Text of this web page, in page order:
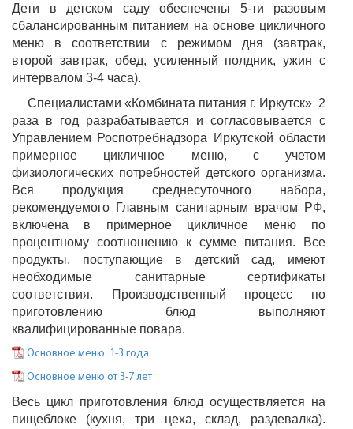
Дети в детском саду обеспечены 5-ти разовым
сбалансированным питанием на основе цикличного
меню в соответствии с режимом дня (завтрак,
второй завтрак, обед, усиленный полдник, ужин с
интервалом 3-4 часа).
Специалистами «Комбината питания г. Иркутск» 2
раза в год разрабатывается и согласовывается с
Управлением Роспотребнадзора Иркутской области
примерное цикличное меню, с учетом
физиологических потребностей детского организма.
Вся продукция среднесуточного набора,
рекомендуемого Главным санитарным врачом РФ,
включена в примерное цикличное меню по
процентному соотношению к сумме питания. Все
продукты, поступающие в детский сад, имеют
необходимые санитарные сертификаты
соответствия. Производственный процесс по
приготовлению блюд выполняют
квалифицированные повара.
Основное меню 1-3 года
Основное меню от 3-7 лет
Весь цикл приготовления блюд осуществляется на
пищеблоке (кухня, три цеха, склад, раздевалка).